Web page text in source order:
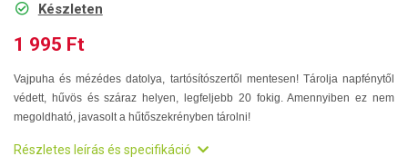
Készleten
1 995 Ft
Vajpuha és mézédes datolya, tartósítószertől mentesen! Tárolja napfénytől
védett, hűvös és száraz helyen, legfeljebb 20 fokig. Amennyiben ez nem
megoldható, javasolt a hűtőszekrényben tárolni!
Részletes leírás és specifikáció